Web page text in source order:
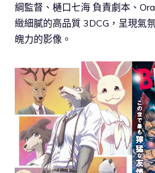
綱監督、樋口七海 負責劇本、
緻細膩的高品質 3DCG，呈現氣
魄力的影像。